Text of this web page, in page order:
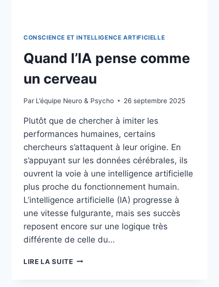
CONSCIENCE ET INTELLIGENCE ARTIFICIELLE
Quand l’IA pense comme
un cerveau
Par L’équipe Neuro & Psycho 26 septembre 2025
Plutôt que de chercher à imiter les
performances humaines, certains
chercheurs s’attaquent à leur origine. En
s’appuyant sur les données cérébrales, ils
ouvrent la voie à une intelligence artificielle
plus proche du fonctionnement humain.
L’intelligence artificielle (IA) progresse à
une vitesse fulgurante, mais ses succès
reposent encore sur une logique très
différente de celle du…
LIRE LA SUITE